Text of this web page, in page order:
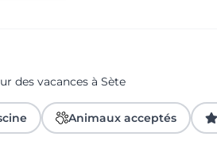
des vacances à Sète
Animaux acceptés